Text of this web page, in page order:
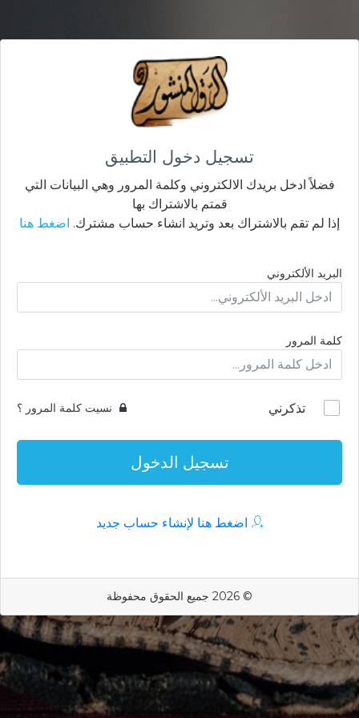
تسجيل دخول التطبيق
فضلاً ادخل بريدك الالكتروني وكلمة المرور وهي البيانات التي
قمتم بالاشتراك بها
إذا لم تقم بالاشتراك بعد وتريد انشاء حساب مشترك. اضغط هنا
البريد الألكتروني
كلمة المرور
تذكرني نسيت كلمة المرور ؟
تسجيل الدخول
اضغط هنا لإنشاء حساب جديد
© 2026 جميع الحقوق محفوظة